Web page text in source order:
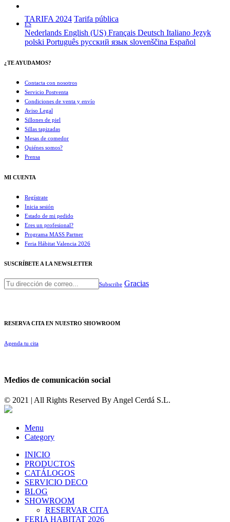
TARIFA 2024 Tarifa pública
ES
Nederlands English (US) Français Deutsch Italiano Język
polski Português русский язык slovenščina Español
¿TE AYUDAMOS?
Contacta con nosotros
Servicio Postventa
Condiciones de venta y envío
Aviso Legal
Sillones de piel
Sillas tapizadas
Mesas de comedor
Quiénes somos?
Prensa
MI CUENTA
Regístrate
Inicia sesión
Estado de mi pedido
Eres un profesional?
Programa MASS Partner
Feria Hábitat Valencia 2026​
SUSCRÍBETE A LA NEWSLETTER
Subscribe Gracias
RESERVA CITA EN NUESTRO SHOWROOM
Agenda tu cita
Medios de comunicación social
© 2021 | All Rights Reserved ByAngel Cerdá S.L.
Menu
Category
INICIO
PRODUCTOS
CATÁLOGOS
SERVICIO DECO
BLOG
SHOWROOM
RESERVAR CITA
FERIA HABITAT 2026